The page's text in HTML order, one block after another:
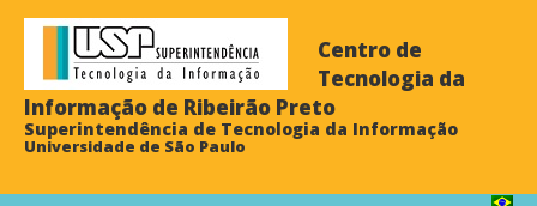
Centro de
Tecnologia da
Informação de Ribeirão Preto
Superintendência de Tecnologia da Informação
Universidade de São Paulo